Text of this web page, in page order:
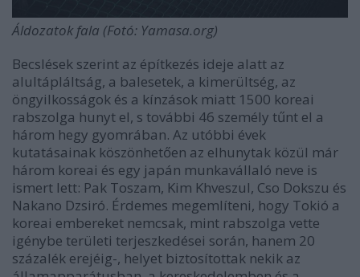
Áldozatok fala (Fotó: Yamasa.org)
Becslések szerint az építkezés ideje alatt az
alultápláltság, a balesetek, a kimerültség, az
öngyilkosságok és a kínzások miatt 1500 koreai
rabszolga hunyt el, s további 46 személy tűnt el a
három hegy gyomrában. Az utóbbi évek
kutatásainak köszönhetően az elhunytak közül már
három koreai és egy japán munkavállaló neve is
ismert lett: Pak Toszam, Kim Khveszul, Cso Dokszu és
Nakano Dzsiró. Érdemes megemlíteni, hogy Tokió a
koreai embereket nemcsak, mint rabszolga vette
igénybe területi terjeszkedései során, hanem 20
százalék erejéig-, helyet biztosítottak nekik az